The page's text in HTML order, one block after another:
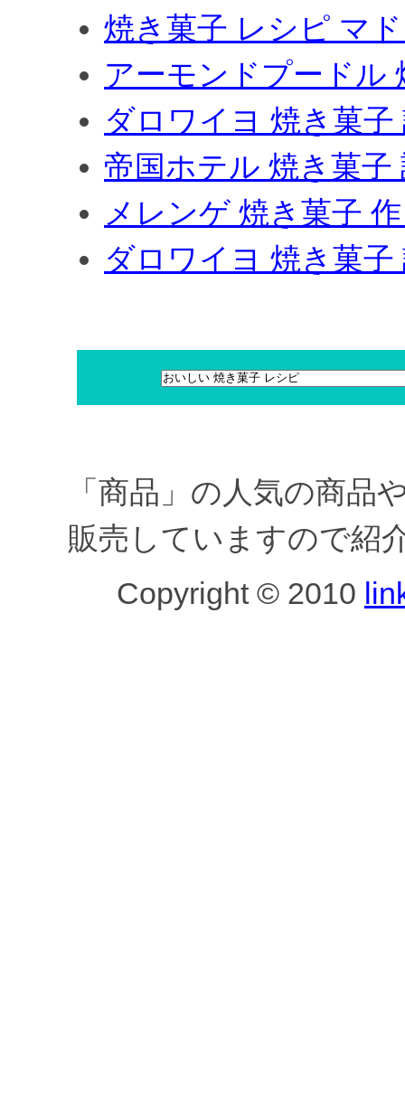
焼き菓子 レシピ マ
アーモンドプードル
ダロワイヨ 焼き菓
帝国ホテル 焼き菓子
メレンゲ 焼き菓子
ダロワイヨ 焼き菓子
「商品」の人気の商品
販売していますので紹
Copyright © 2010